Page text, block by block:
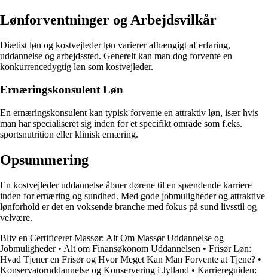
Lønforventninger og Arbejdsvilkår
Diætist løn og kostvejleder løn varierer afhængigt af erfaring,
uddannelse og arbejdssted. Generelt kan man dog forvente en
konkurrencedygtig løn som kostvejleder.
Ernæringskonsulent Løn
En ernæringskonsulent kan typisk forvente en attraktiv løn, især hvis
man har specialiseret sig inden for et specifikt område som f.eks.
sportsnutrition eller klinisk ernæring.
Opsummering
En kostvejleder uddannelse åbner dørene til en spændende karriere
inden for ernæring og sundhed. Med gode jobmuligheder og attraktive
lønforhold er det en voksende branche med fokus på sund livsstil og
velvære.
Bliv en Certificeret Massør: Alt Om Massør Uddannelse og
Jobmuligheder• Alt om Finansøkonom Uddannelsen • Frisør Løn:
Hvad Tjener en Frisør og Hvor Meget Kan Man Forvente at Tjene? •
Konservatoruddannelse og Konservering i Jylland • Karriereguiden: